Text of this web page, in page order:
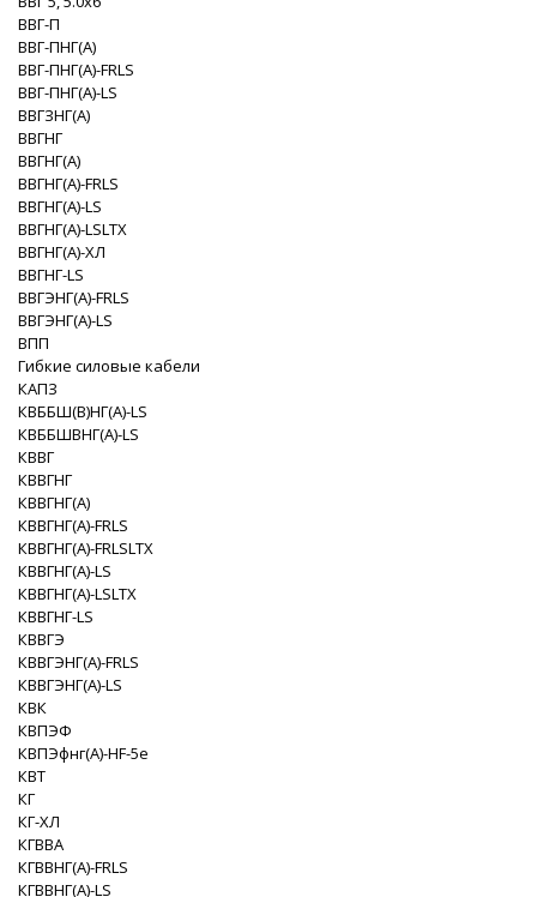
ВВГ-П
ВВГ-ПНГ(A)
ВВГ-ПНГ(A)-FRLS
ВВГ-ПНГ(A)-LS
ВВГЗНГ(A)
ВВГНГ
ВВГНГ(A)
ВВГНГ(A)-FRLS
ВВГНГ(A)-LS
ВВГНГ(A)-LSLTX
ВВГНГ(A)-XЛ
ВВГНГ-LS
ВВГЭНГ(A)-FRLS
ВВГЭНГ(A)-LS
ВПП
Гибкие силовые кабели
КАПЗ
КВББШ(В)НГ(A)-LS
КВББШВНГ(A)-LS
КВВГ
КВВГНГ
КВВГНГ(A)
КВВГНГ(A)-FRLS
КВВГНГ(A)-FRLSLTX
КВВГНГ(A)-LS
КВВГНГ(A)-LSLTX
КВВГНГ-LS
КВВГЭ
КВВГЭНГ(A)-FRLS
КВВГЭНГ(A)-LS
КВК
КВПЭФ
КВПЭфнг(А)-HF-5e
КВТ
КГ
КГ-ХЛ
КГВВА
КГВВНГ(A)-FRLS
КГВВНГ(A)-LS